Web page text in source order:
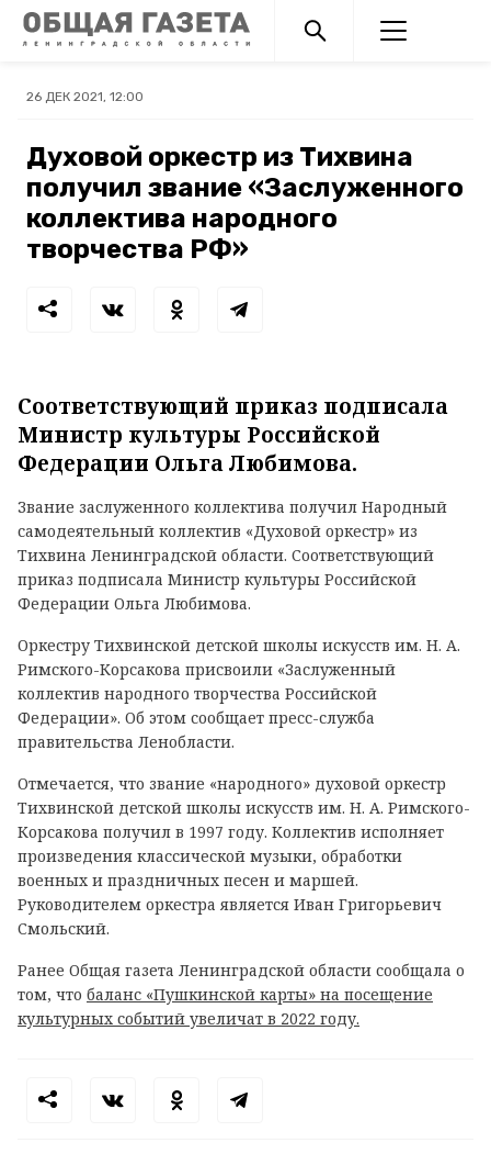
26 ДЕК 2021, 12:00
Духовой оркестр из Тихвина
получил звание «Заслуженного
коллектива народного
творчества РФ»
Соответствующий приказ подписала
Министр культуры Российской
Федерации Ольга Любимова.
Звание заслуженного коллектива получил Народный
самодеятельный коллектив «Духовой оркестр» из
Тихвина Ленинградской области. Соответствующий
приказ подписала Министр культуры Российской
Федерации Ольга Любимова.
Оркестру Тихвинской детской школы искусств им. Н. А.
Римского-Корсакова присвоили «Заслуженный
коллектив народного творчества Российской
Федерации». Об этом сообщает пресс-служба
правительства Ленобласти.
Отмечается, что звание «народного» духовой оркестр
Тихвинской детской школы искусств им. Н. А. Римского-
Корсакова получил в 1997 году. Коллектив исполняет
произведения классической музыки, обработки
военных и праздничных песен и маршей.
Руководителем оркестра является Иван Григорьевич
Смольский.
Ранее Общая газета Ленинградской области сообщала о
том, что баланс «Пушкинской карты» на посещение
культурных событий увеличат в 2022 году.